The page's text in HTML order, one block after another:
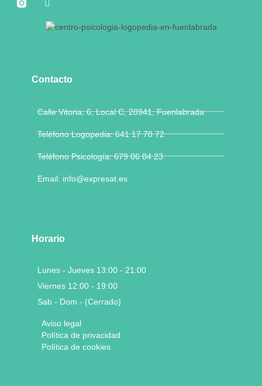
Contacto
Calle Vitoria, 6, Local C, 28941, Fuenlabrada
Teléfono Logopedia: 641 17 78 72
Teléfono Psicología: 679 06 84 23
Email: info@expresat.es
Horario
Lunes - Jueves 13:00 - 21:00
Viernes 12:00 - 19:00
Sab - Dom - (Cerrado)
Aviso legal
Política de privacidad
Política de cookies